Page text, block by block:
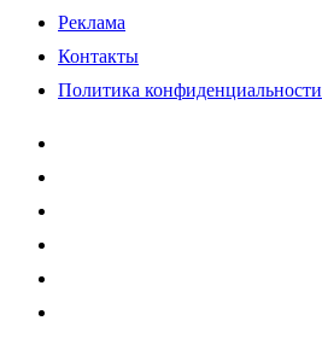
Реклама
Контакты
Политика конфиденциальности